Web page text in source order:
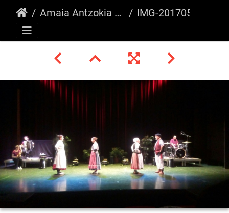
Amaia Antzokia 06/2017 IMG-20170522-WA0009